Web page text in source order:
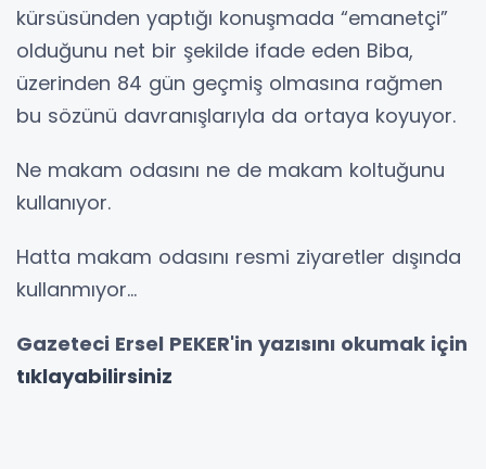
kürsüsünden yaptığı konuşmada “emanetçi”
olduğunu net bir şekilde ifade eden Biba,
üzerinden 84 gün geçmiş olmasına rağmen
bu sözünü davranışlarıyla da ortaya koyuyor.
Ne makam odasını ne de makam koltuğunu
kullanıyor.
Hatta makam odasını resmi ziyaretler dışında
kullanmıyor...
Gazeteci Ersel PEKER'in yazısını okumak için
tıklayabilirsiniz